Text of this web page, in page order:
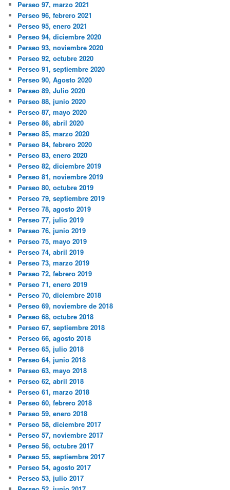
Perseo 97, marzo 2021
Perseo 96, febrero 2021
Perseo 95, enero 2021
Perseo 94, diciembre 2020
Perseo 93, noviembre 2020
Perseo 92, octubre 2020
Perseo 91, septiembre 2020
Perseo 90, Agosto 2020
Perseo 89, Julio 2020
Perseo 88, junio 2020
Perseo 87, mayo 2020
Perseo 86, abril 2020
Perseo 85, marzo 2020
Perseo 84, febrero 2020
Perseo 83, enero 2020
Perseo 82, diciembre 2019
Perseo 81, noviembre 2019
Perseo 80, octubre 2019
Perseo 79, septiembre 2019
Perseo 78, agosto 2019
Perseo 77, julio 2019
Perseo 76, junio 2019
Perseo 75, mayo 2019
Perseo 74, abril 2019
Perseo 73, marzo 2019
Perseo 72, febrero 2019
Perseo 71, enero 2019
Perseo 70, diciembre 2018
Perseo 69, noviembre de 2018
Perseo 68, octubre 2018
Perseo 67, septiembre 2018
Perseo 66, agosto 2018
Perseo 65, julio 2018
Perseo 64, junio 2018
Perseo 63, mayo 2018
Perseo 62, abril 2018
Perseo 61, marzo 2018
Perseo 60, febrero 2018
Perseo 59, enero 2018
Perseo 58, diciembre 2017
Perseo 57, noviembre 2017
Perseo 56, octubre 2017
Perseo 55, septiembre 2017
Perseo 54, agosto 2017
Perseo 53, julio 2017